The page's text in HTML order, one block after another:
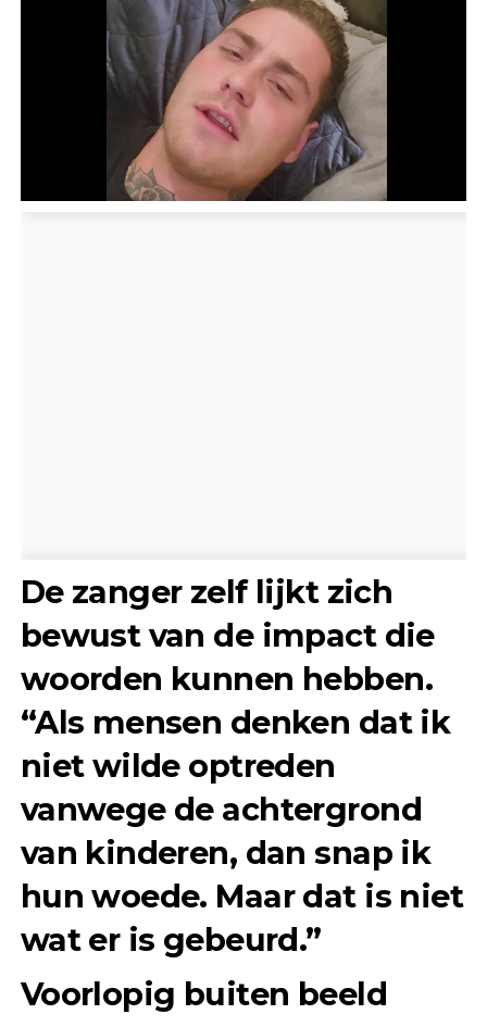
De zanger zelf lijkt zich
bewust van de impact die
woorden kunnen hebben.
“Als mensen denken dat ik
niet wilde optreden
vanwege de achtergrond
van kinderen, dan snap ik
hun woede. Maar dat is niet
wat er is gebeurd.”
Voorlopig buiten beeld